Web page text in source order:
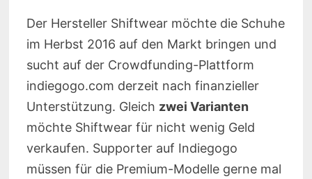
Der Hersteller Shiftwear möchte die Schuhe
im Herbst 2016 auf den Markt bringen und
sucht auf der Crowdfunding-Plattform
indiegogo.com derzeit nach finanzieller
Unterstützung. Gleich zwei Varianten
möchte Shiftwear für nicht wenig Geld
verkaufen. Supporter auf Indiegogo
müssen für die Premium-Modelle gerne mal